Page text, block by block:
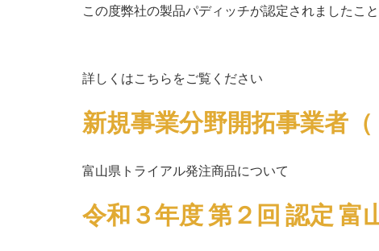
この度弊社の製品パディッチが認定されましたこ
詳しくはこちらをご覧ください
新規事業分野開拓事業者
富山県トライアル発注商品について
令和３年度 第２回 認定 富